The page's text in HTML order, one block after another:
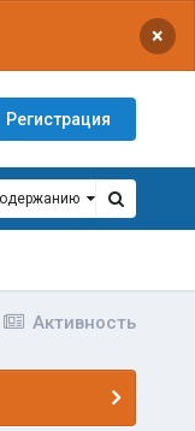
×
Регистрация
Активность